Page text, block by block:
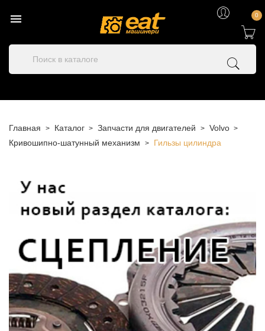
 0
Главная Каталог Запчасти для двигателей
Volvo
Кривошипно-шатунный механизм
Гильзы цилиндра